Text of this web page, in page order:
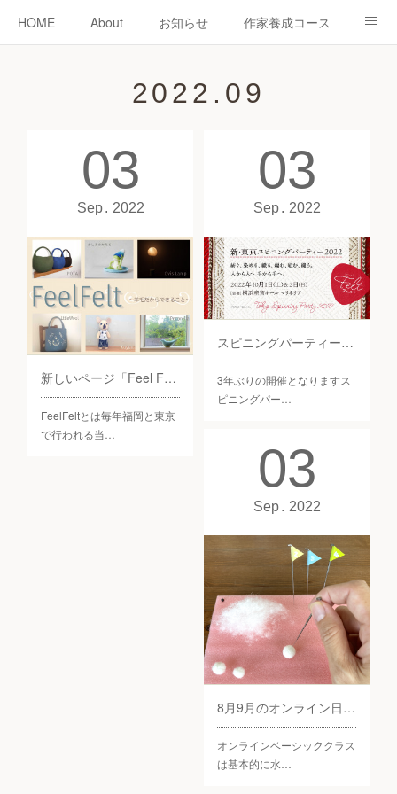
HOME About お知らせ 作家養成コース
2022 . 09
03
Sep 2022
新しいページ「Feel Felt」を追加
FeelFeltとは毎年福岡と東京
で行われる当…
03
Sep 2022
スピニングパーティーに出店します！
3年ぶりの開催となりますス
ピニングパー…
03
Sep 2022
8月9月のオンライン日程更新！
オンラインベーシッククラス
は基本的に水…